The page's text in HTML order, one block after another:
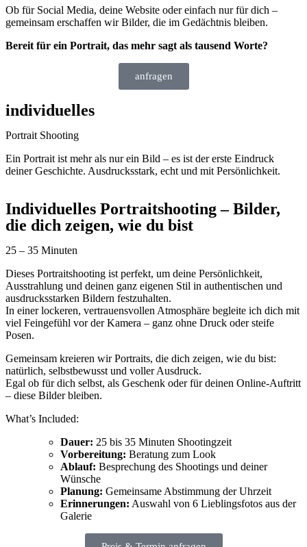
Ob für Social Media, deine Website oder einfach nur für dich –
gemeinsam erschaffen wir Bilder, die im Gedächtnis bleiben.
Bereit für ein Portrait, das mehr sagt als tausend Worte?
anfragen
individuelles
Portrait Shooting
Ein Portrait ist mehr als nur ein Bild – es ist der erste Eindruck
deiner Geschichte. Ausdrucksstark, echt und mit Persönlichkeit.
Individuelles Portraitshooting – Bilder,
die dich zeigen, wie du bist
25 – 35 Minuten
Dieses Portraitshooting ist perfekt, um deine Persönlichkeit,
Ausstrahlung und deinen ganz eigenen Stil in authentischen und
ausdrucksstarken Bildern festzuhalten.
In einer lockeren, vertrauensvollen Atmosphäre begleite ich dich mit
viel Feingefühl vor der Kamera – ganz ohne Druck oder steife
Posen.
Gemeinsam kreieren wir Portraits, die dich zeigen, wie du bist:
natürlich, selbstbewusst und voller Ausdruck.
Egal ob für dich selbst, als Geschenk oder für deinen Online-Auftritt
– diese Bilder bleiben.
What’s Included:
Dauer: 25 bis 35 Minuten Shootingzeit
Vorbereitung: Beratung zum Look
Ablauf: Besprechung des Shootings und deiner
Wünsche
Planung: Gemeinsame Abstimmung der Uhrzeit
Erinnerungen: Auswahl von 6 Lieblingsfotos aus der
Galerie